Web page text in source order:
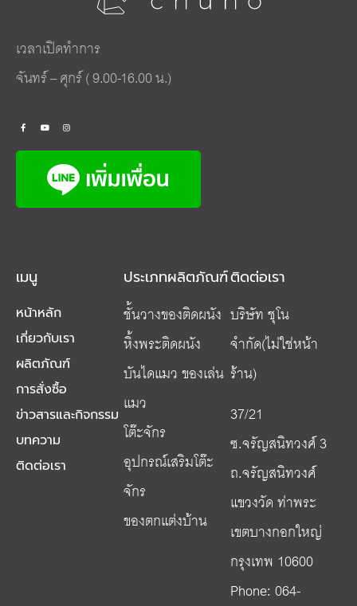
เวลาเปิดทำการ
จันทร์ – ศุกร์ ( 9.00-16.00 น.)
เมนู
หน้าหลัก
เกี่ยวกับเรา
ผลิตภัณฑ์
การสั่งซื้อ
ข่าวสารและกิจกรรม
บทความ
ติดต่อเรา
ประเภทผลิตภัณฑ์
ชั้นวางของติดผนัง
หิ้งพระติดผนัง
บันไดแมว ของเล่น
แมว
โต๊ะจักร
อุปกรณ์เสริมโต๊ะ
จักร
ของตกแต่งบ้าน
ติดต่อเรา
บริษัท ชุโน
จำกัด(ไม่ใช่หน้า
ร้าน)
37/21
ซ.จรัญสนิทวงศ์ 3
ถ.จรัญสนิทวงศ์
แขวงวัด ท่าพระ
เขตบางกอกใหญ่
กรุงเทพ 10600
Phone: 064-